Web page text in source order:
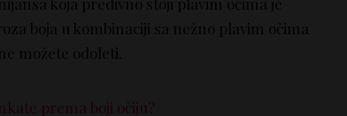
boja u kombinaciji sa nežno plavim očima
možete odoleti.
prema boji očiju?